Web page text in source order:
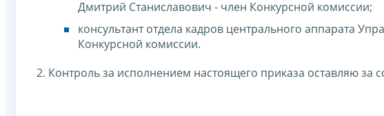
Дмитрий Станиславович - член Конкурсной комиссии;
консультант отдела кадров центрального аппарата
Конкурсной комиссии.
2. Контроль за исполнением настоящего приказа оставляю за